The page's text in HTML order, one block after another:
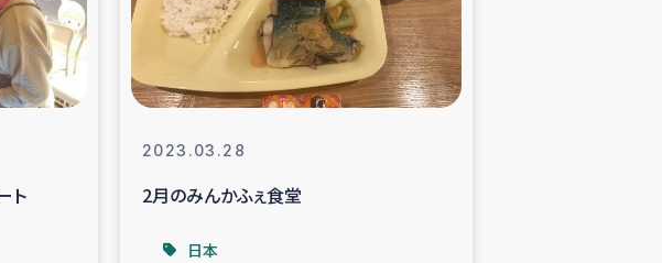
復興支援事業
令和6年能登半島地震 緊急支援
ト
2023.03.28
2月のみんかふぇ食堂
日本